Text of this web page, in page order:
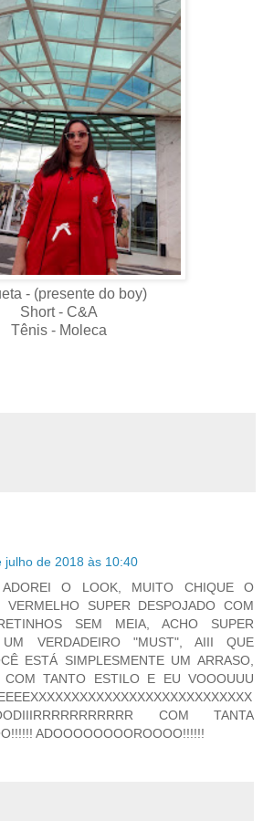
- (presente do boy)
Short - C&A
Tênis - Moleca
julho de 2018 às 10:40
O LOOK, MUITO CHIQUE O
VERMELHO SUPER DESPOJADO COM
SEM MEIA, ACHO SUPER
VERDADEIRO "MUST", AIII QUE
ESTÁ SIMPLESMENTE UM ARRASO,
COM TANTO ESTILO E EU VOOOUUU
COM TANTA
ADOOOOOOOOROOOO!!!!!!